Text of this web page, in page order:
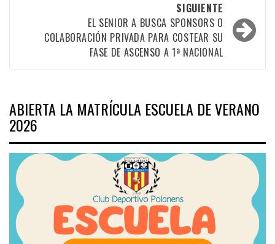
SIGUIENTE
EL SENIOR A BUSCA SPONSORS O
COLABORACIÓN PRIVADA PARA COSTEAR SU
FASE DE ASCENSO A 1ª NACIONAL
ABIERTA LA MATRÍCULA ESCUELA DE VERANO
2026